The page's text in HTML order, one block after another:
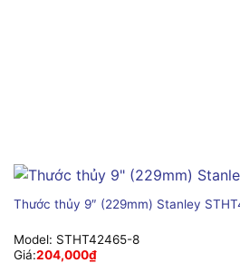
Thước thủy 9″ (229mm) Stanley
Model: STHT42465-8
Giá:204,000₫